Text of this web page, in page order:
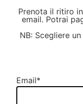
Prenota il ritiro
email. Potrai
NB: Scegliere
Email*